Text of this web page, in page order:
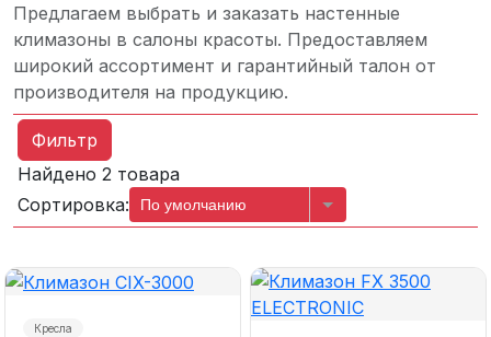
Предлагаем выбрать и заказать настенные
климазоны в салоны красоты. Предоставляем
широкий ассортимент и гарантийный талон от
производителя на продукцию.
Фильтр
Найдено 2 товара
Сортировка:
По умолчанию
Кресла